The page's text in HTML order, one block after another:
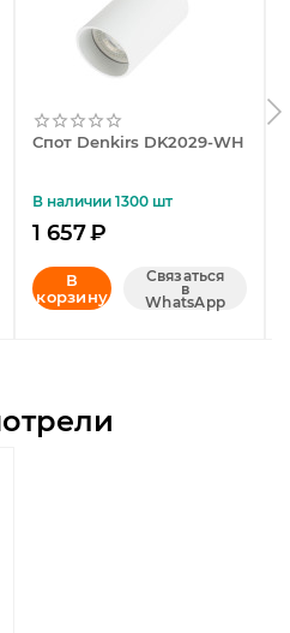
Спот Denkirs DK2029-WH
В наличии 1300 шт
1 657₽
В
корзину
Связаться
в
WhatsApp